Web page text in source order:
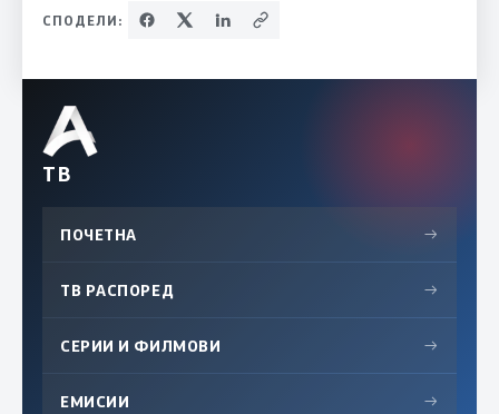
СПОДЕЛИ:
ТВ
ПОЧЕТНА →
ТВ РАСПОРЕД →
СЕРИИ И ФИЛМОВИ →
ЕМИСИИ →